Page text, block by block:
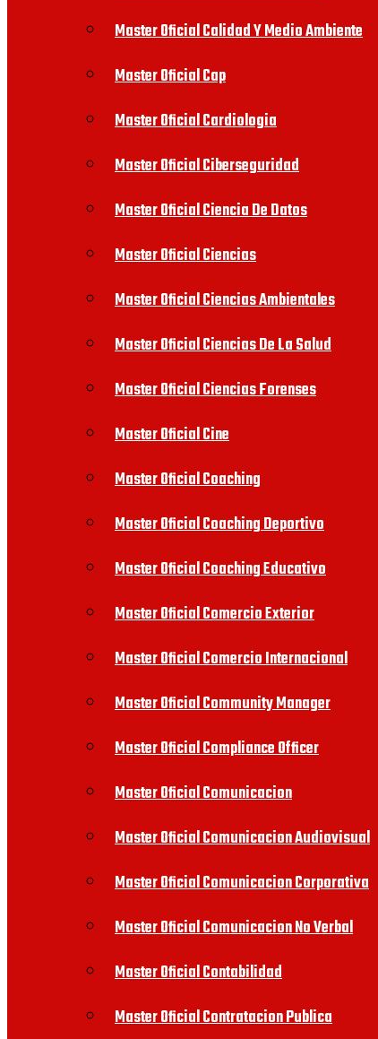
Master Oficial Calidad Y Medio Ambiente
Master Oficial Cap
Master Oficial Cardiologia
Master Oficial Ciberseguridad
Master Oficial Ciencia De Datos
Master Oficial Ciencias
Master Oficial Ciencias Ambientales
Master Oficial Ciencias De La Salud
Master Oficial Ciencias Forenses
Master Oficial Cine
Master Oficial Coaching
Master Oficial Coaching Deportivo
Master Oficial Coaching Educativo
Master Oficial Comercio Exterior
Master Oficial Comercio Internacional
Master Oficial Community Manager
Master Oficial Compliance Officer
Master Oficial Comunicacion
Master Oficial Comunicacion Audiovisual
Master Oficial Comunicacion Corporativa
Master Oficial Comunicacion No Verbal
Master Oficial Contabilidad
Master Oficial Contratacion Publica